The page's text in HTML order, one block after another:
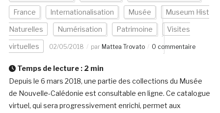
France Internationalisation Musée Museum Hist
Naturelles Numérisation Patrimoine Visites
virtuelles 02/05/2018 par Mattea Trovato 0 commentaire
Temps de lecture : 2 min
Depuis le 6 mars 2018, une partie des collections du Musée
de Nouvelle-Calédonie est consultable en ligne. Ce catalogue
virtuel, qui sera progressivement enrichi, permet aux